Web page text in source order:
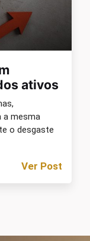
ativos
a mesma
o desgaste
Ver Post